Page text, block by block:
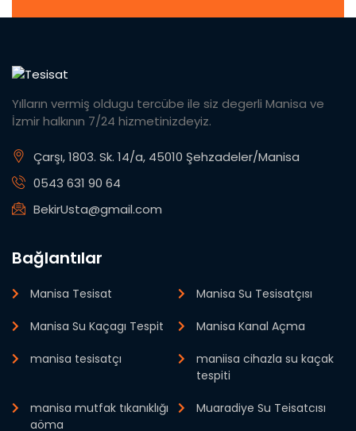
Yılların vermiş oldugu tercübe ile siz degerli Manisa ve
İzmir halkının 7/24 hizmetinizdeyiz.
Çarşı, 1803. Sk. 14/a, 45010 Şehzadeler/Manisa
0543 631 90 64
BekirUsta@gmail.com
Bağlantılar
Manisa Tesisat Manisa Su Tesisatçısı
Manisa Su Kaçagı Tespit Manisa Kanal Açma
manisa tesisatçı
maniisa cihazla su kaçak
tespiti
manisa mutfak tıkanıklığı
aöma
Muaradiye Su Teisatcısı